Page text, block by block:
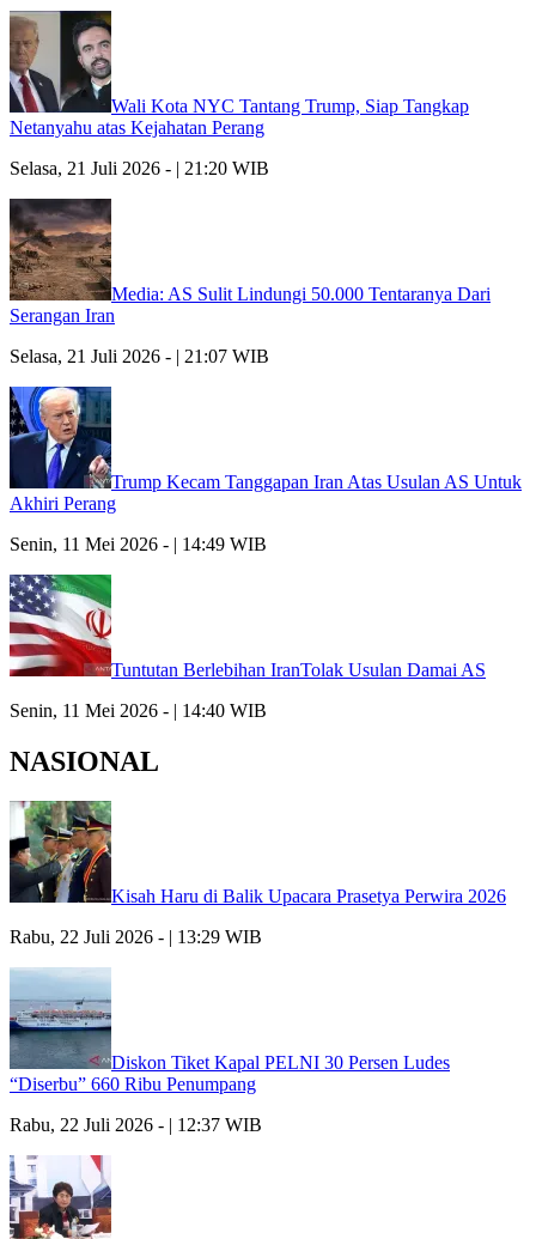
Wali Kota NYC Tantang Trump, Siap Tangkap
Netanyahu atas Kejahatan Perang
Selasa, 21 Juli 2026 - | 21:20 WIB
Media: AS Sulit Lindungi 50.000 Tentaranya Dari
Serangan Iran
Selasa, 21 Juli 2026 - | 21:07 WIB
Trump Kecam Tanggapan Iran Atas Usulan AS Untuk
Akhiri Perang
Senin, 11 Mei 2026 - | 14:49 WIB
Tuntutan Berlebihan IranTolak Usulan Damai AS
Senin, 11 Mei 2026 - | 14:40 WIB
NASIONAL
Kisah Haru di Balik Upacara Prasetya Perwira 2026
Rabu, 22 Juli 2026 - | 13:29 WIB
Diskon Tiket Kapal PELNI 30 Persen Ludes
“Diserbu” 660 Ribu Penumpang
Rabu, 22 Juli 2026 - | 12:37 WIB